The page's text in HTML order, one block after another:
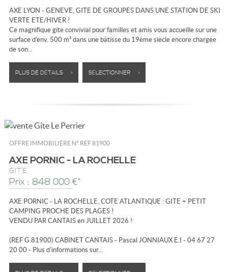
AXE LYON - GENEVE, GITE DE GROUPES DANS UNE STATION DE SKI
VERTE ETE/HIVER !
Ce magnifique gîte convivial pour familles et amis vous accueille sur une
surface d’env. 500 m² dans une bâtisse du 19ème siècle encore chargée
de son...
PLUS DE DÉTAILS > SÉLECTIONNER >
OFFRE IMMOBILIÈRE N° REF 81900
AXE PORNIC - LA ROCHELLE
GÎTE
Prix : 848 000 €*
AXE PORNIC - LA ROCHELLE, COTE ATLANTIQUE : GITE + PETIT
CAMPING PROCHE DES PLAGES !
VENDU PAR CANTAIS en JUILLET 2026 !
(REF G 81900) CABINET CANTAIS - Pascal JONNIAUX E.I - 04 67 27
20 00 - Plus d'informations sur...